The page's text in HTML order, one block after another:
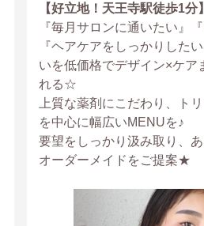
【好立地！天王寺駅徒歩1分】
『毎月サロンに通いたい』
『ヘアケアをしっかりした
いを低価格でデザイン×ケア
れる☆
上質な薬剤にこだわり、ト
を中心に幅広いMENUを♪
要望をしっかり汲み取り、
オーダーメイドをご提案★